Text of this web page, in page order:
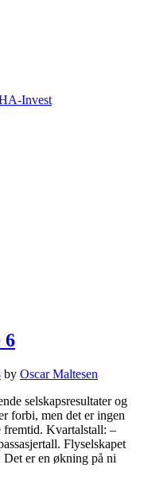
Invest
6
by Oscar Maltesen
selskapsresultater og
forbi, men det er ingen
fremtid. Kvartalstall: –
Flyselskapet
Det er en økning på ni